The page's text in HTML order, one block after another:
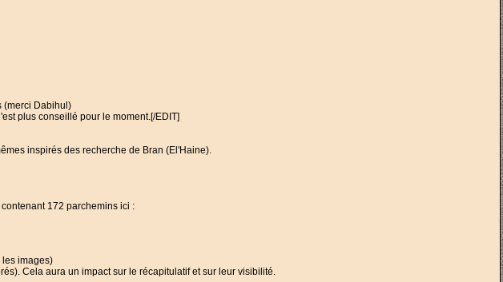
(merci Dabihul)
plus conseillé pour le moment.[/EDIT]
inspirés des recherche de Bran (El'Haine).
172 parchemins ici :
les images)
Cela aura un impact sur le récapitulatif et sur leur visibilité.